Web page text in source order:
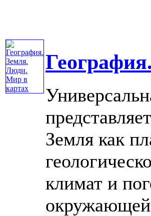
Земля как
климат и